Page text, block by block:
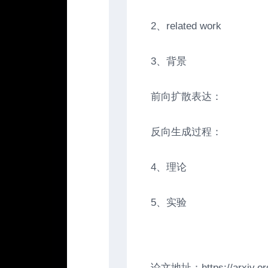
2、related work
3、背景
前向扩散表达：
反向生成过程：
4、理论
5、实验